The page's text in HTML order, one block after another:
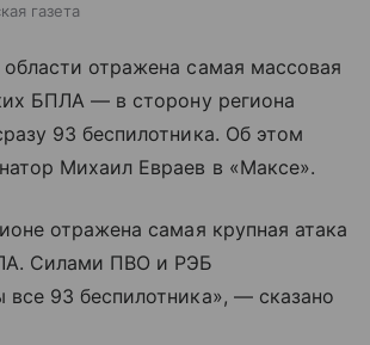
газета
отражена самая массовая
БПЛА — в сторону региона
93 беспилотника. Об этом
Михаил Евраев в «Максе».
отражена самая крупная атака
Силами ПВО и РЭБ
все 93 беспилотника», — сказано